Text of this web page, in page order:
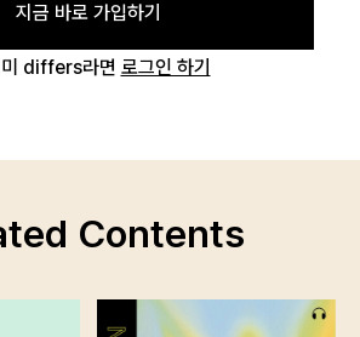
지금 바로 가입하기
differs라면 로그인 하기
Contents